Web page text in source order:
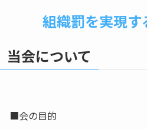
組織罰を実現す
当会について
■会の目的